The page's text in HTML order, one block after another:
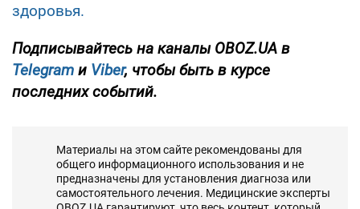
здоровья.
Подписывайтесь на каналы OBOZ.UA в
Telegram и Viber, чтобы быть в курсе
последних событий.
Материалы на этом сайте рекомендованы для
общего информационного использования и не
предназначены для установления диагноза или
самостоятельного лечения. Медицинские эксперты